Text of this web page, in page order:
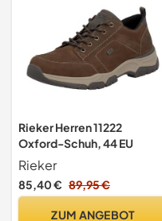
Rieker Herren 11222
Oxford-Schuh, 44 EU
Rieker
85,40 € 89,95 €
ZUM ANGEBOT